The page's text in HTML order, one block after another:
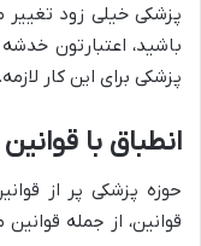
پزشکی خیلی زود
باشید، اعتبارتون
پزشکی برای این کار لازمه.
انطباق با
حوزه پزشکی پر از
قوانین، از جمله